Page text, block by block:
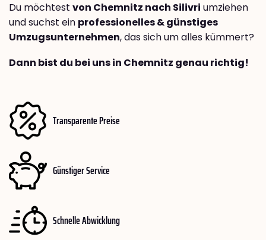
Du möchtest von Chemnitz nach Silivri umziehen
und suchst ein professionelles & günstiges
Umzugsunternehmen, das sich um alles kümmert?
Dann bist du bei uns in Chemnitz genau richtig!
Transparente Preise
Günstiger Service
Schnelle Abwicklung